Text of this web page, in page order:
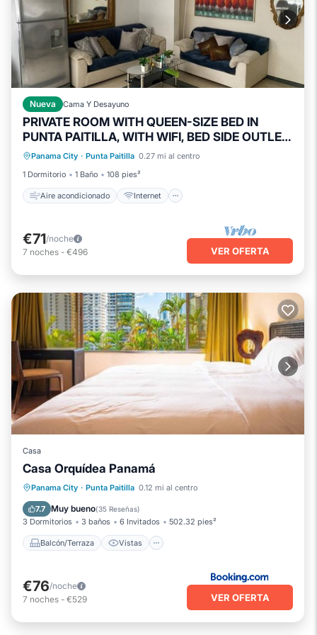
Nueva Cama Y Desayuno
PRIVATE ROOM WITH QUEEN-SIZE BED IN
PUNTA PAITILLA, WITH WIFI, BED SIDE OUTLET,
SMART TV, AND CLOSET
Panama City · Punta Paitilla 0.27 mi al centro
1 Dormitorio
1 Baño 108 pies²
Aire acondicionado Internet
Aire acondicionado
Internet
Apto para niños
Lavandería
€71/noche
7 noches - €496 VER OFERTA
Casa
Casa Orquídea Panamá
Panama City · Punta Paitilla 0.12 mi al centro
7.7 Muy bueno(35 Reseñas)
3 Dormitorios 3 baños 6 Invitados 502.32 pies²
Balcón/Terraza Vistas
Balcón/Terraza
Vistas
Aire acondicionado
€76/noche
7 noches - €529 VER OFERTA